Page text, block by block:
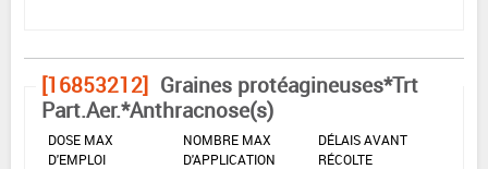
[16853212] Graines protéagineuses*Trt
Part.Aer.*Anthracnose(s)
DOSE MAX
D'EMPLOI
NOMBRE MAX
D'APPLICATION
DÉLAIS AVANT
RÉCOLTE